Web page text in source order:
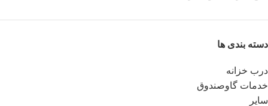
دسته بندی ها
درب خزانه
خدمات گاوصندوق
سایر